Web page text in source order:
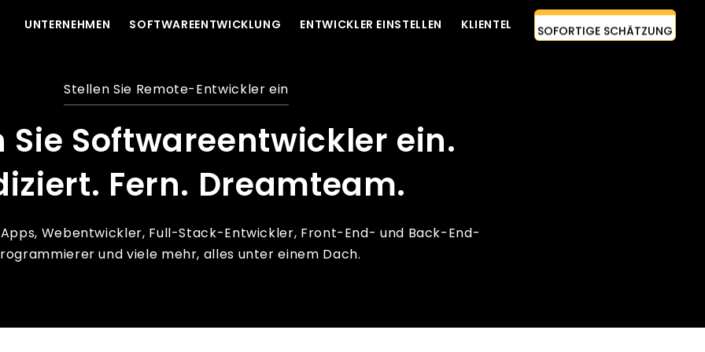
UNTERNEHMEN SOFTWAREENTWICKLUNG ENTWICKLER EINSTELLEN KLIENTEL
SOFORTIGE SCHÄTZUNG
Stellen Sie Remote-Entwickler ein
Sie Softwareentwickler ein.
Fern. Dreamteam.
Webentwickler, Full-Stack-Entwickler, Front-End- und Back-End-
und viele mehr, alles unter einem Dach.